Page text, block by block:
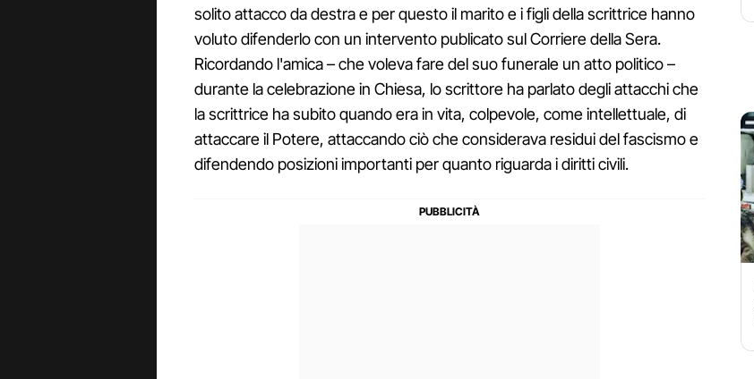
solito attacco da destra e per questo il marito e i figli della scrittrice hanno
voluto difenderlo con un intervento publicato sul Corriere della Sera.
Ricordando l'amica – che voleva fare del suo funerale un atto politico –
durante la celebrazione in Chiesa, lo scrittore ha parlato degli attacchi che
la scrittrice ha subito quando era in vita, colpevole, come intellettuale, di
attaccare il Potere, attaccando ciò che considerava residui del fascismo e
difendendo posizioni importanti per quanto riguarda i diritti civili.